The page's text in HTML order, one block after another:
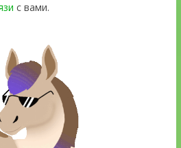
с вами.